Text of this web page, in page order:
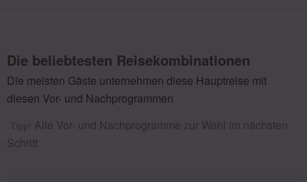
Die beliebtesten Reisekombinationen
Die meisten Gäste unternehmen diese Hauptreise mit
diesen Vor- und Nachprogrammen
Tipp! Alle Vor- und Nachprogramme zur Wahl im nächsten
Schritt